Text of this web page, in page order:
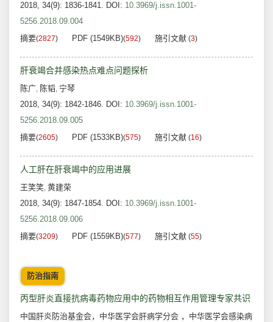
2018, 34(9): 1836-1841. DOI: 10.3969/j.issn.1001-
5256.2018.09.004
摘要(2827) PDF (1549KB)(592) 施引文献 (3)
肝衰竭合并感染热点难点问题探析
陈广, 陈韬, 宁琴
2018, 34(9): 1842-1846. DOI: 10.3969/j.issn.1001-
5256.2018.09.005
摘要(2605) PDF (1533KB)(575) 施引文献 (16)
人工肝在肝衰竭中的应用进展
王笑笑, 黄建荣
2018, 34(9): 1847-1854. DOI: 10.3969/j.issn.1001-
5256.2018.09.006
摘要(3209) PDF (1559KB)(577) 施引文献 (55)
防治指南
丙型肝炎直接抗病毒药物应用中的药物相互作用管理专家共识
中国肝炎防治基金会，中华医学会肝病学分会 ，中华医学会感染病